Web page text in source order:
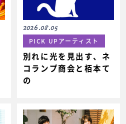
2026.08.05
PICK UPアーティスト
別れに光を見出す、ネ
コランプ商会と栢本て
の